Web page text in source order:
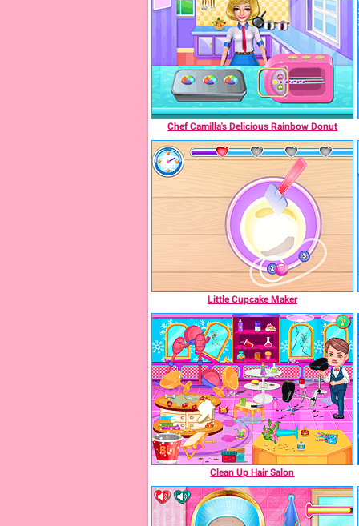
Chef Camilla's Delicious Rainbow Donut
Little Cupcake Maker
Clean Up Hair Salon